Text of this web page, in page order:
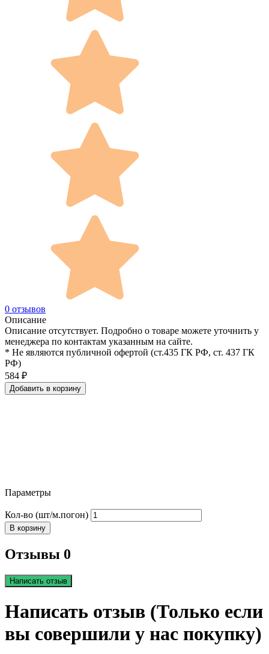
0 отзывов
Описание
Описание отсутствует. Подробно о товаре можете уточнить у
менеджера по контактам указанным на сайте.
* Не являются публичной офертой (ст.435 ГК РФ, cт. 437 ГК
РФ)
584 ₽
Добавить в корзину
Параметры
Кол-во (шт/м.погон)
В корзину
Отзывы 0
Написать отзыв
Написать отзыв (Только если
вы совершили у нас покупку)